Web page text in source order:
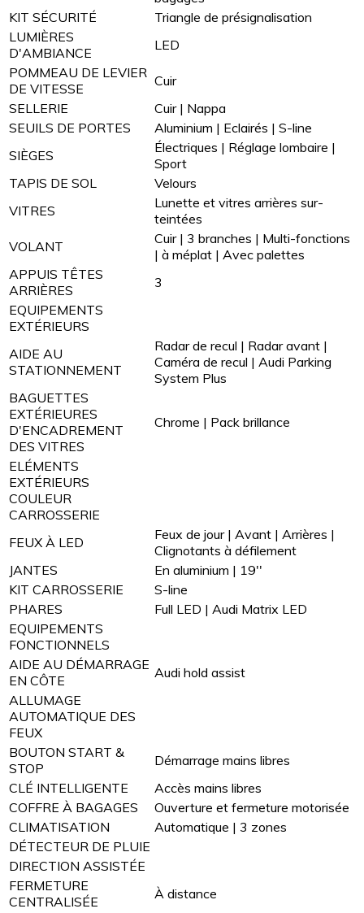
KIT SÉCURITÉ
Triangle de présignalisation
LUMIÈRES
D'AMBIANCE
LED
POMMEAU DE LEVIER
DE VITESSE
Cuir
SELLERIE
Cuir | Nappa
SEUILS DE PORTES
Aluminium | Eclairés | S-line
SIÈGES
Électriques | Réglage lombaire |
Sport
TAPIS DE SOL
Velours
VITRES
Lunette et vitres arrières sur-
teintées
VOLANT
Cuir | 3 branches | Multi-fonctions
| à méplat | Avec palettes
APPUIS TÊTES
ARRIÈRES
3
EQUIPEMENTS
EXTÉRIEURS
AIDE AU
STATIONNEMENT
Radar de recul | Radar avant |
Caméra de recul | Audi Parking
System Plus
BAGUETTES
EXTÉRIEURES
D'ENCADREMENT
DES VITRES
Chrome | Pack brillance
ELÉMENTS
EXTÉRIEURS
COULEUR
CARROSSERIE
FEUX À LED
Feux de jour | Avant | Arrières |
Clignotants à défilement
JANTES
En aluminium | 19''
KIT CARROSSERIE
S-line
PHARES
Full LED | Audi Matrix LED
EQUIPEMENTS
FONCTIONNELS
AIDE AU DÉMARRAGE
EN CÔTE
Audi hold assist
ALLUMAGE
AUTOMATIQUE DES
FEUX
BOUTON START &
STOP
Démarrage mains libres
CLÉ INTELLIGENTE
Accès mains libres
COFFRE À BAGAGES
Ouverture et fermeture motorisée
CLIMATISATION
Automatique | 3 zones
DÉTECTEUR DE PLUIE
DIRECTION ASSISTÉE
FERMETURE
CENTRALISÉE
À distance